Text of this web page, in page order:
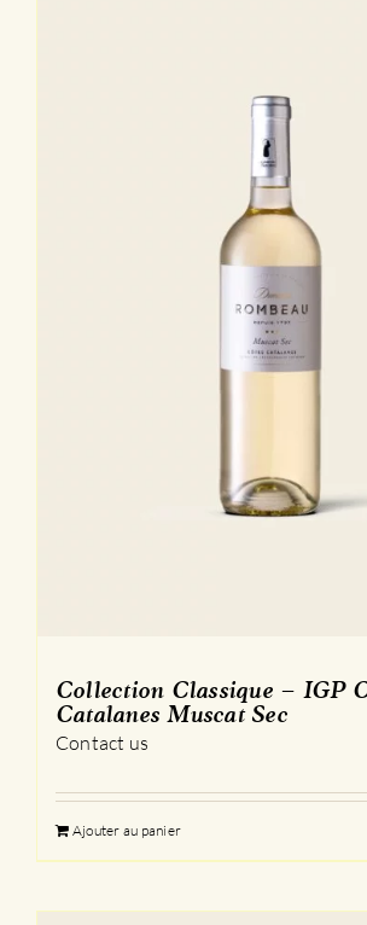
Collection Classique – IGP
Catalanes Muscat Sec
Contact us
Ajouter au panier